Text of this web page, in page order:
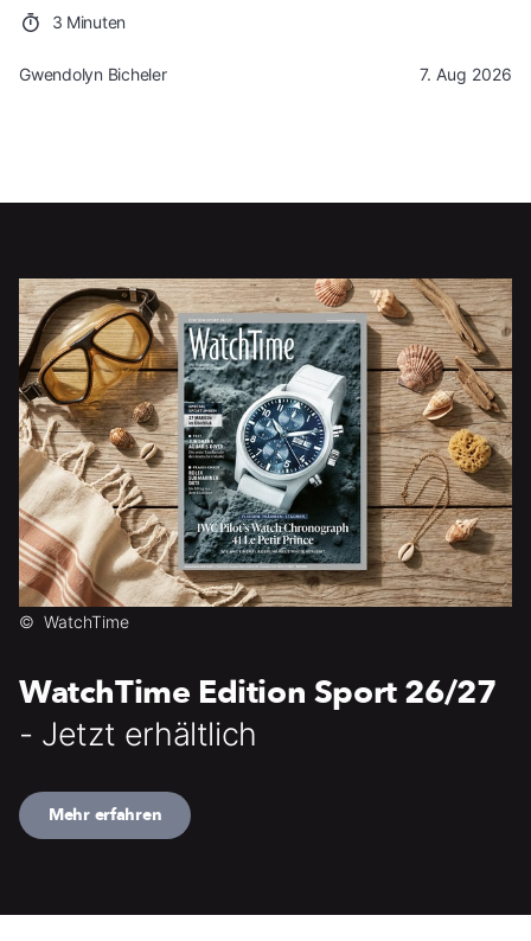
3 Minuten
Gwendolyn Bicheler 7. Aug 2026
© WatchTime
WatchTime Edition Sport 26/27
- Jetzt erhältlich
Mehr erfahren